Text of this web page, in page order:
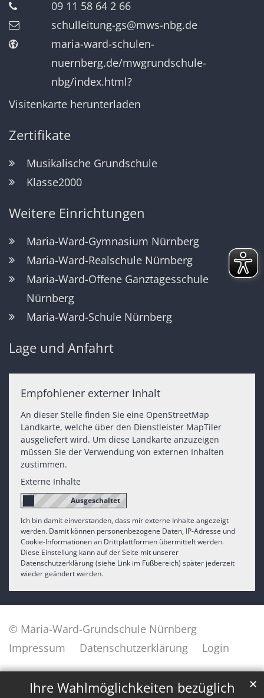
Ihre Wahlmöglichkeiten bezüglich
✕
09 11 58 64 2 66
schulleitung-gs@mws-nbg.de
maria-ward-schulen-
nuernberg.de/mwgrundschule-
nbg/index.html?
Visitenkarte herunterladen
Zertifikate
Musikalische Grundschule
Klasse2000
Weitere Einrichtungen
Maria-Ward-Gymnasium Nürnberg
Maria-Ward-Realschule Nürnberg
Maria-Ward-Offene Ganztagesschule
Nürnberg
Maria-Ward-Schule Nürnberg
Lage und Anfahrt
Empfohlener externer Inhalt
An dieser Stelle finden Sie eine OpenStreetMap
Landkarte, welche über den Dienstleister MapTiler
ausgeliefert wird. Um diese Landkarte anzuzeigen
müssen Sie der Verwendung von externen Inhalten
zustimmen.
Externe Inhalte
Ich bin damit einverstanden, dass mir externe Inhalte angezeigt
werden. Damit können personenbezogene Daten, IP-Adresse und
Cookie-Informationen an Drittplattformen übermittelt werden.
Diese Einstellung kann auf der Seite mit unserer
Datenschutzerklärung (siehe Link im Fußbereich) später jederzeit
wieder geändert werden.
© Maria-Ward-Grundschule Nürnberg
Impressum
Datenschutzerklärung Login